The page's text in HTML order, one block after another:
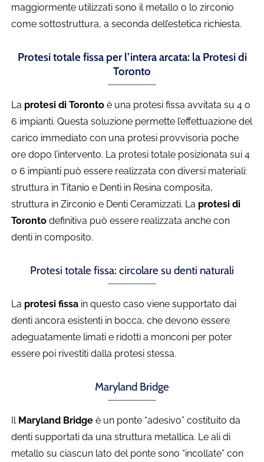
maggiormente utilizzati sono il metallo o lo zirconio
come sottostruttura, a seconda dell’estetica richiesta.
Protesi totale fissa per l’intera arcata: la Protesi di
Toronto
La protesi di Toronto è una protesi fissa avvitata su 4 o
6 impianti. Questa soluzione permette l’effettuazione del
carico immediato con una protesi provvisoria poche
ore dopo l’intervento. La protesi totale posizionata sui 4
o 6 impianti può essere realizzata con diversi materiali:
struttura in Titanio e Denti in Resina composita,
struttura in Zirconio e Denti Ceramizzati. La protesi di
Toronto definitiva può essere realizzata anche con
denti in composito.
Protesi totale fissa: circolare su denti naturali
La protesi fissa in questo caso viene supportato dai
denti ancora esistenti in bocca, che devono essere
adeguatamente limati e ridotti a monconi per poter
essere poi rivestiti dalla protesi stessa.
Maryland Bridge
Il Maryland Bridge è un ponte “adesivo” costituito da
denti supportati da una struttura metallica. Le ali di
metallo su ciascun lato del ponte sono “incollate” con